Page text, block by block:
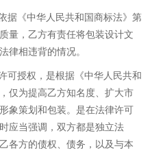
据《中华人民共和国商标法》第
量，乙方有责任将包装设计文
律相违背的情况。
可授权，是根据《中华人民共和
仅为提高乙方知名度、扩大市
象策划和包装。是在法律许可
应当强调，双方都是独立法
各方的债权、债务，以及与本